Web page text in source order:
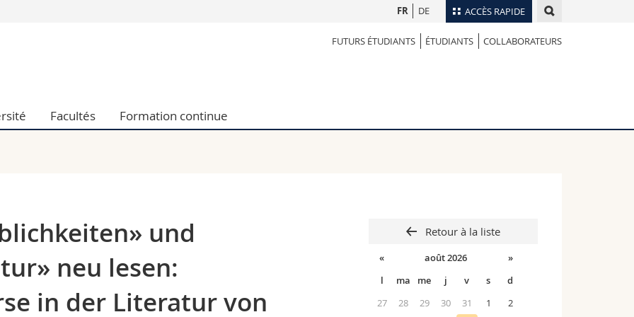
ACCÈS RAPIDE
humaines
l'éducation et de la formation
Collaborateurs
Annuaire du personnel
Programme des cours
FR DE
FUTURS ÉTUDIANTS ÉTUDIANTS COLLABORATEURS
Facultés Formation continue
und
neu lesen:
in der Literatur von
Retour à la liste
« août 2026
»
l
ma me j v s
d
27
28 29 30 31 1
2